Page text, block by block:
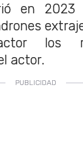
en 2023
los
actor.